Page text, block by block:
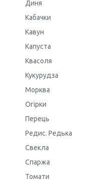
Диня
Кабачки
Кавун
Капуста
Квасоля
Кукурудза
Морква
Огірки
Перець
Редис. Редька
Свекла
Спаржа
Томати